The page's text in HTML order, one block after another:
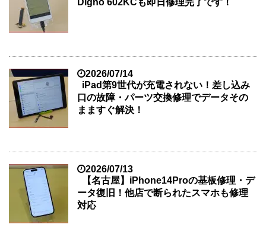
Digno 602KCも即日修理完了です！
2026/07/14
iPad第9世代が充電されない！差し込み
口の故障・パーツ交換修理でデータその
まますぐ解決！
2026/07/13
【名古屋】iPhone14Proの基板修理・デ
ータ復旧！他店で断られたスマホも修理
対応